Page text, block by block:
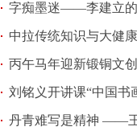
23:52)
字痴墨迷——李建立的
中拉传统知识与大健
丙午马年迎新锻铜文
刘铭义开讲课“中国书
丹青难写是精神 ——